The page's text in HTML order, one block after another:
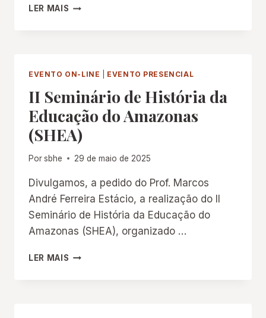
LER MAIS PATRIMÔNIO
PRESERVAÇÃO
PATRIMÔNIO
EDUCATIVO
NO
BRASIL”
EVENTO ON-LINE EVENTO PRESENCIAL
II Seminário de História da
Educação do Amazonas
(SHEA)
Porsbhe 29 de maio de 2025
Divulgamos, a pedido do Prof. Marcos
André Ferreira Estácio, a realização do II
Seminário de História da Educação do
Amazonas (SHEA), organizado …
LER MAIS